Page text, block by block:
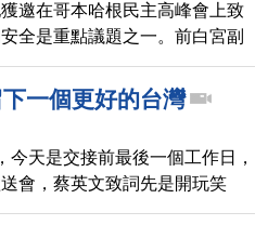
邀在哥本哈根民主高峰會上致
全是重點議題之一。前白宮副
的話，民主陣營應該考慮集體
一個更好的台灣
天是交接前最後一個工作日，
會，蔡英文致詞先是開玩笑
比八年前，已經留下一個更好